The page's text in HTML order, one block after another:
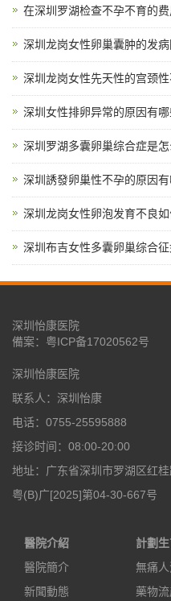
在深圳罗湖检查不孕不育的费
深圳龙岗女性卵巢囊肿的发
深圳龙岗女性先天性的宫颈性
深圳女性排卵异常的原因有哪
深圳罗湖多囊卵巢综合症是怎
深圳誘發卵巢性不孕的原因
深圳龙岗女性卵泡发育不良如
深圳布吉女性多囊卵巢综合征
深圳怡康医院
備案： 粤ICP备17020562号
深圳怡康医院
联系人：深圳怡康
电话：0755-25595888
接诊时间：08:00-20:00
地址：广东省深圳市罗湖区红
粤(B)广[2025]第04-30-667号
醫院介紹
醫院簡介
新聞動態
計劃
無痛
藥物